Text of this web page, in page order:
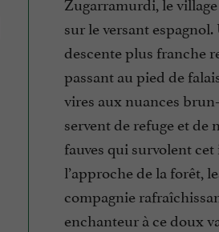
sur le versant
descente plus franche
passant au pied de
vires aux nuances
servent de refuge et
fauves qui survolent
l’approche de la forêt,
compagnie
enchanteur à ce doux